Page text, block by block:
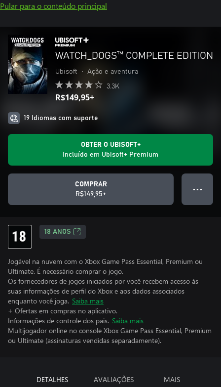
Pular para o conteúdo principal
WATCH_DOGS™ COMPLETE EDITION
Ubisoft • Ação e aventura
3.3K
R$149,95+
19 Idiomas com suporte
OBTER O UBISOFT+
Incluído em Ubisoft+ Premium
COMPRAR
R$149,95+
● ● ●
18 ANOS
Jogável na nuvem com o Xbox Game Pass Essential, Premium ou
Ultimate. É necessário comprar o jogo.
Os fornecedores de jogos iniciados por você recebem acesso às
suas informações de perfil do Xbox e aos dados associados
enquanto você joga. Saiba mais
+ Ofertas em compras no aplicativo.
Informações de controle dos pais. Saiba mais
Multijogador online no console Xbox Game Pass Essential, Premium
ou Ultimate (assinaturas vendidas separadamente).
DETALHES AVALIAÇÕES MAIS